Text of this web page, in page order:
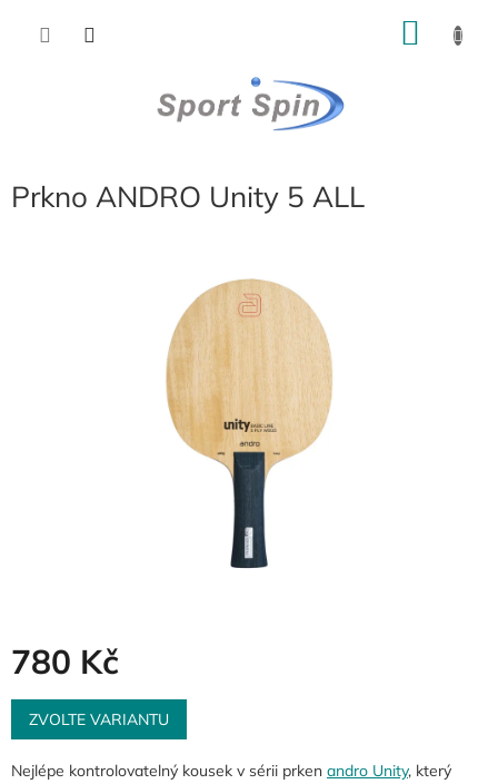
Prkno ANDRO Unity 5 ALL
780 Kč
Měrná
cena:
ZVOLTE VARIANTU
Nejlépe kontrolovatelný kousek v sérii prken andro Unity, který